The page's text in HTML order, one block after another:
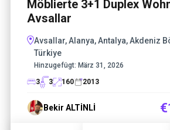
Möblierte 3+1 Duplex
Avsallar
Avsallar, Alanya, Antalya, Akdeniz
Türkiye
Hinzugefügt: März 31, 2026
3
3 160 2013
Bekir ALTİNLİ